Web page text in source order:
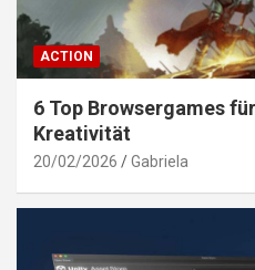
ACTION
6 Top Browsergames
Kreativität
20/02/2026 Gabriela